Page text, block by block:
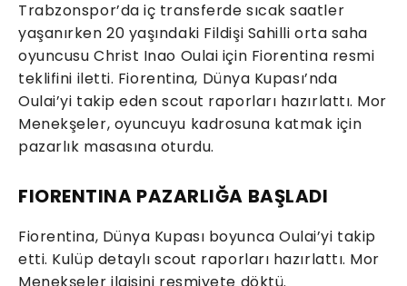
Trabzonspor’da iç transferde sıcak saatler
yaşanırken 20 yaşındaki Fildişi Sahilli orta saha
oyuncusu Christ Inao Oulai için Fiorentina resmi
teklifini iletti. Fiorentina, Dünya Kupası’nda
Oulai’yi takip eden scout raporları hazırlattı. Mor
Menekşeler, oyuncuyu kadrosuna katmak için
pazarlık masasına oturdu.
FIORENTINA PAZARLIĞA BAŞLADI
Fiorentina, Dünya Kupası boyunca Oulai’yi takip
etti. Kulüp detaylı scout raporları hazırlattı. Mor
Menekşeler ilgisini resmiyete döktü.